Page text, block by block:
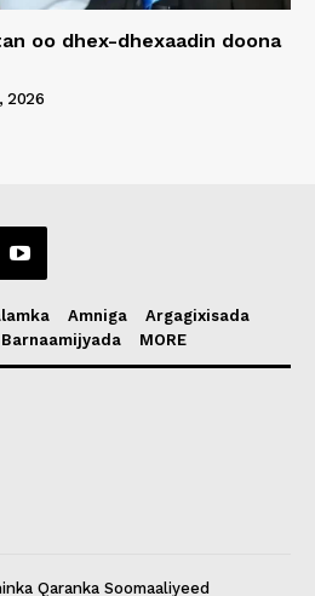
oo dhex-dhexaadin doona
2026
Amniga
Argagixisada
Barnaamijyada MORE
Qaranka Soomaaliyeed